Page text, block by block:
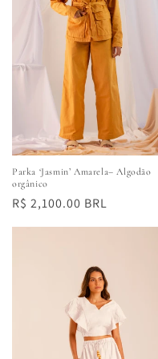
Parka ‘Jasmin’ Amarela– Algodão
orgânico
Preço
normal
R$ 2,100.00 BRL